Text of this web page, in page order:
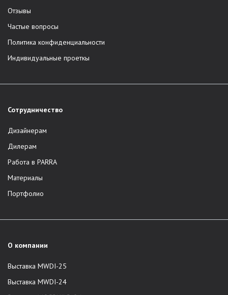
Отзывы
Частые вопросы
Политика конфиденциальности
Индивидуальные проеткы
Сотрудничество
Дизайнерам
Дилерам
Работа в PARRA
Материалы
Портфолио
О компании
Выставка MWDI-25
Выставка MWDI-24